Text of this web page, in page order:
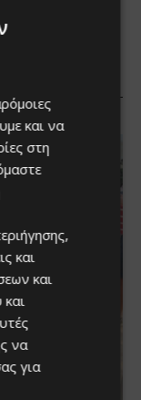
και να
στη
και
και
να
για